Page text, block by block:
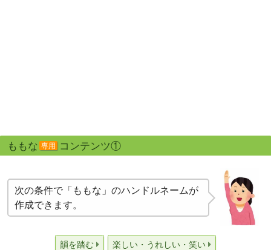
ももな 専用 コンテンツ①
次の条件で「ももな」のハンドルネームが
作成できます。
韻を踏む 楽しい・うれしい・笑い